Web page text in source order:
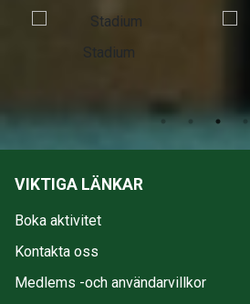
Stadium
VIKTIGA LÄNKAR
Boka aktivitet
Kontakta oss
Medlems -och användarvillkor